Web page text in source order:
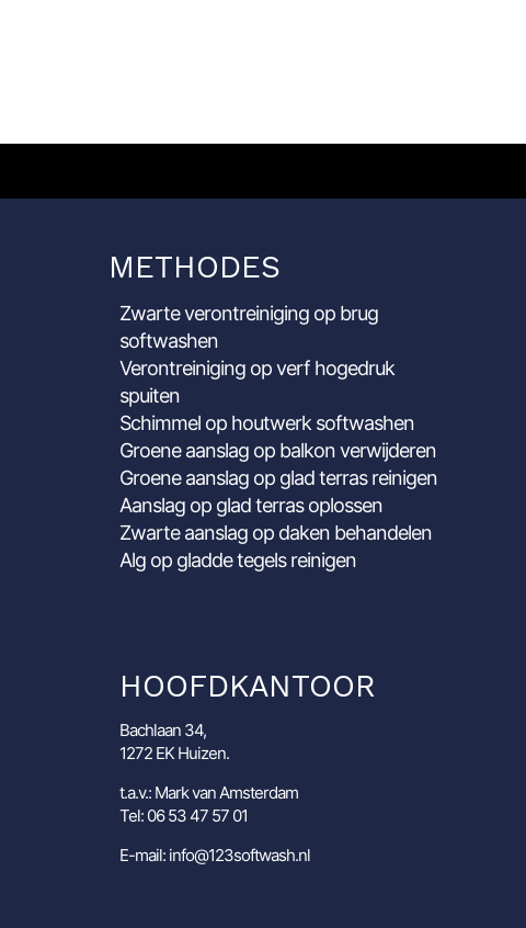
METHODES
Zwarte verontreiniging op brug
softwashen
Verontreiniging op verf hogedruk
spuiten
Schimmel op houtwerk softwashen
Groene aanslag op balkon verwijderen
Groene aanslag op glad terras reinigen
Aanslag op glad terras oplossen
Zwarte aanslag op daken behandelen
Alg op gladde tegels reinigen
HOOFDKANTOOR
Bachlaan 34,
1272 EK Huizen.
t.a.v.: Mark van Amsterdam
Tel: 06 53 47 57 01
E-mail: info@123softwash.nl